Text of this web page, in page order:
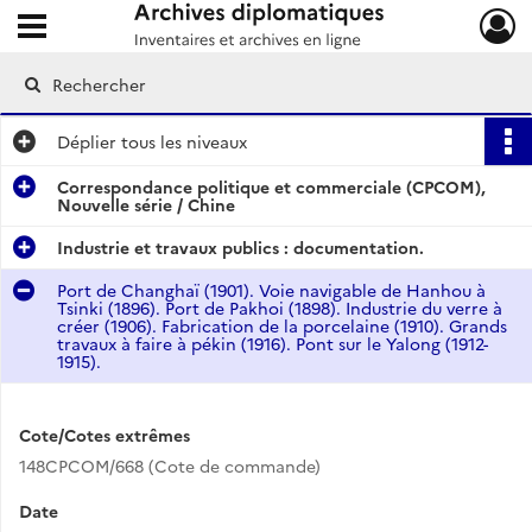
Archives diplomatiques
Ouvrir le menu déroulant
Déplier tous les niveaux
Correspondance politique et commerciale (CPCOM),
Nouvelle série / Chine
Industrie et travaux publics : documentation.
Port de Changhaï (1901). Voie navigable de Hanhou à
Tsinki (1896). Port de Pakhoi (1898). Industrie du verre à
créer (1906). Fabrication de la porcelaine (1910). Grands
travaux à faire à pékin (1916). Pont sur le Yalong (1912-
1915).
Cote/Cotes extrêmes
148CPCOM/668 (Cote de commande)
Date